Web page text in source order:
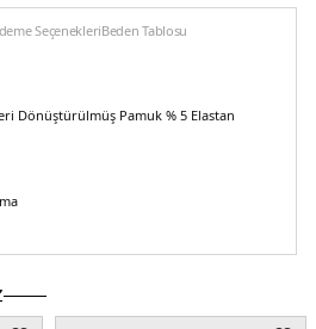
SeçenekleriBeden Tablosu
Dönüştürülmüş Pamuk % 5 Elastan